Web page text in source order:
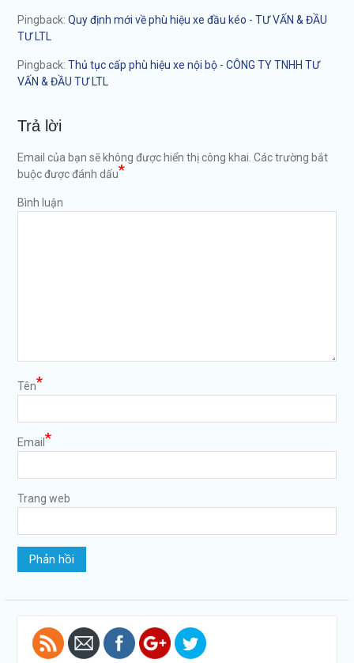
Pingback: Quy định mới về phù hiệu xe đầu kéo - TƯ VẤN & ĐẦU
TƯ LTL
Pingback: Thủ tục cấp phù hiệu xe nội bộ - CÔNG TY TNHH TƯ
VẤN & ĐẦU TƯ LTL
Trả lời
Email của bạn sẽ không được hiển thị công khai. Các trường bắt
buộc được đánh dấu*
Bình luận
Tên*
Email *
Trang web
dong">